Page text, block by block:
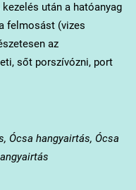
után a hatóanyag
felmosást (vizes
az
sőt porszívózni, port
Ócsa hangyairtás, Ócsa